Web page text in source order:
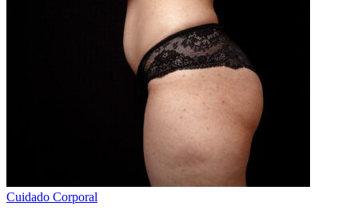
Cuidado Corporal